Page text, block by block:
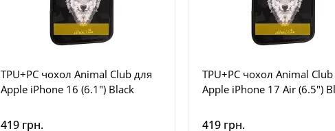
TPU+PC чохол Animal Club для
Apple iPhone 16 (6.1") Black
419 грн.
TPU+PC чохол Animal
Apple iPhone 17 Air (6.5")
419 грн.